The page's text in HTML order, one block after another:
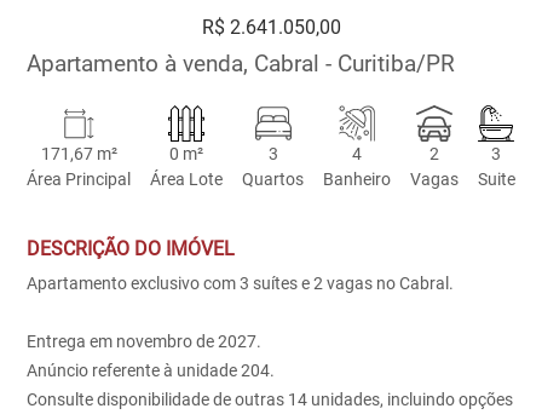
R$ 2.641.050,00
Apartamento à venda, Cabral - Curitiba/PR
171,67 m²
Área Principal
0 m²
Área Lote
3
Quartos
4
Banheiro
2
Vagas
3
Suite
DESCRIÇÃO DO IMÓVEL
Apartamento exclusivo com 3 suítes e 2 vagas no Cabral.
Entrega em novembro de 2027.
Anúncio referente à unidade 204.
Consulte disponibilidade de outras 14 unidades, incluindo opções